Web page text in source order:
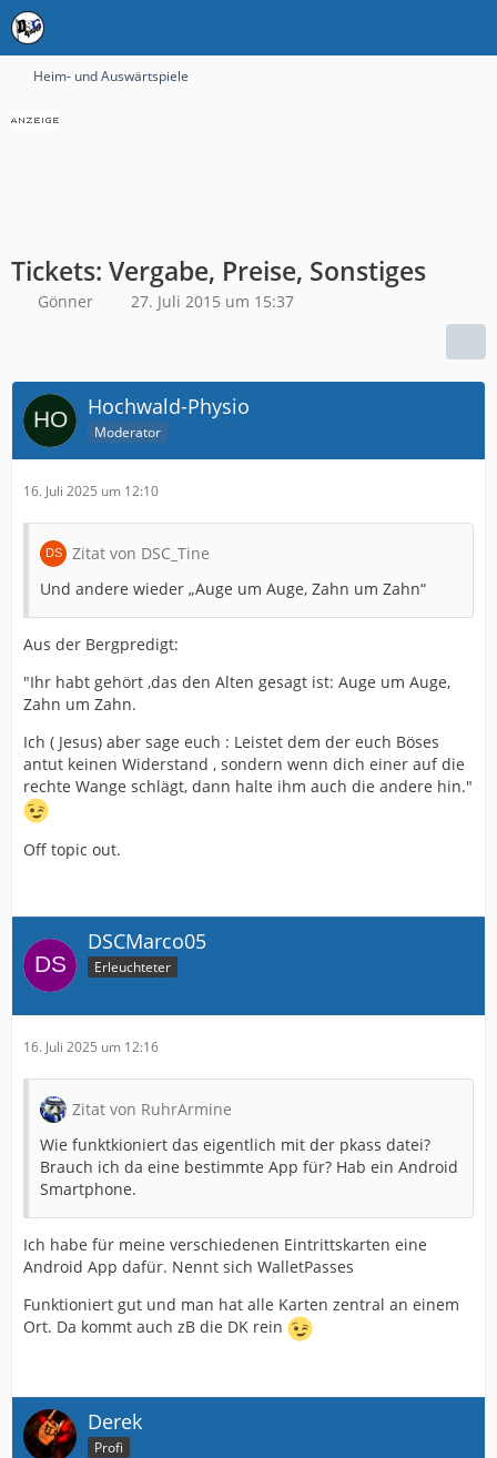
Heim- und Auswärtspiele
Tickets: Vergabe, Preise, Sonstiges
Gönner 27. Juli 2015 um 15:37
Hochwald-Physio
Moderator
16. Juli 2025 um 12:10
Zitat von DSC_Tine
Und andere wieder „Auge um Auge, Zahn um Zahn“
Aus der Bergpredigt:
"Ihr habt gehört ,das den Alten gesagt ist: Auge um Auge,
Zahn um Zahn.
Ich ( Jesus) aber sage euch : Leistet dem der euch Böses
antut keinen Widerstand , sondern wenn dich einer auf die
rechte Wange schlägt, dann halte ihm auch die andere hin."
Off topic out.
DSCMarco05
Erleuchteter
16. Juli 2025 um 12:16
Zitat von RuhrArmine
Wie funktkioniert das eigentlich mit der pkass datei?
Brauch ich da eine bestimmte App für? Hab ein Android
Smartphone.
Ich habe für meine verschiedenen Eintrittskarten eine
Android App dafür. Nennt sich WalletPasses
Funktioniert gut und man hat alle Karten zentral an einem
Ort. Da kommt auch zB die DK rein
Derek
Profi